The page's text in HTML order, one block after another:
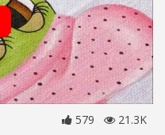
579 21.3K